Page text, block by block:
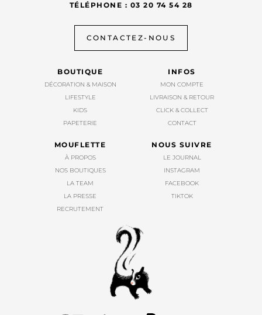
TÉLÉPHONE : 03 20 74 54 28
CONTACTEZ-NOUS
BOUTIQUE
DÉCORATION & MAISON
LIFESTYLE
KIDS
PAPETERIE
INFOS
MON COMPTE
LIVRAISON & RETOUR
CLICK & COLLECT
CONTACT
MOUFLETTE
À PROPOS
NOS BOUTIQUES
LA TEAM
LA PRESSE
RECRUTEMENT
NOUS SUIVRE
LE JOURNAL
INSTAGRAM
FACEBOOK
TIKTOK